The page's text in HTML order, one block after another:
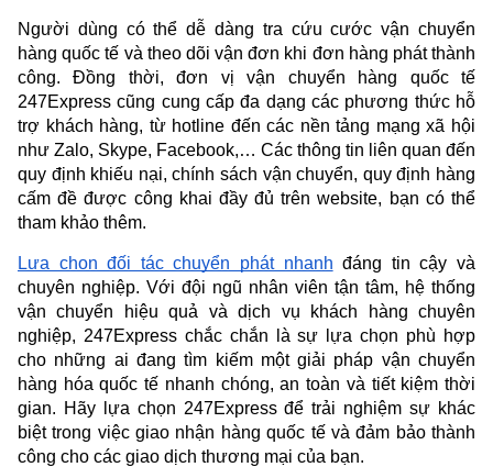
Người dùng có thể dễ dàng tra cứu cước vận chuyển
hàng quốc tế và theo dõi vận đơn khi đơn hàng phát thành
công. Đồng thời, đơn vị vận chuyển hàng quốc tế
247Express cũng cung cấp đa dạng các phương thức hỗ
trợ khách hàng, từ hotline đến các nền tảng mạng xã hội
như Zalo, Skype, Facebook,… Các thông tin liên quan đến
quy định khiếu nại, chính sách vận chuyển, quy định hàng
cấm đề được công khai đầy đủ trên website, bạn có thể
tham khảo thêm.
Lựa chọn đối tác chuyển phát nhanh đáng tin cậy và
chuyên nghiệp. Với đội ngũ nhân viên tận tâm, hệ thống
vận chuyển hiệu quả và dịch vụ khách hàng chuyên
nghiệp, 247Express chắc chắn là sự lựa chọn phù hợp
cho những ai đang tìm kiếm một giải pháp vận chuyển
hàng hóa quốc tế nhanh chóng, an toàn và tiết kiệm thời
gian. Hãy lựa chọn 247Express để trải nghiệm sự khác
biệt trong việc giao nhận hàng quốc tế và đảm bảo thành
công cho các giao dịch thương mại của bạn.